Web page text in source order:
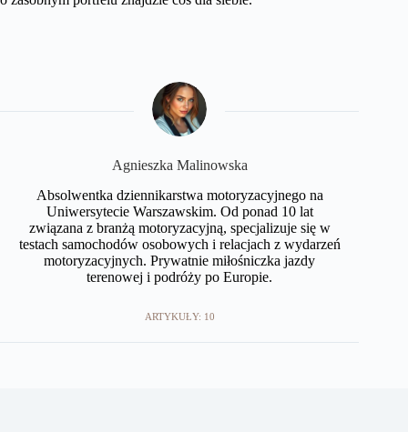
Agnieszka Malinowska
Absolwentka dziennikarstwa motoryzacyjnego na
Uniwersytecie Warszawskim. Od ponad 10 lat
związana z branżą motoryzacyjną, specjalizuje się w
testach samochodów osobowych i relacjach z wydarzeń
motoryzacyjnych. Prywatnie miłośniczka jazdy
terenowej i podróży po Europie.​
ARTYKUŁY: 10